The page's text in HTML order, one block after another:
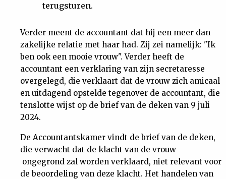
terugsturen.
Verder meent de accountant dat hij een meer dan
zakelijke relatie met haar had. Zij zei namelijk: "Ik
ben ook een mooie vrouw". Verder heeft de
accountant een verklaring van zijn secretaresse
overgelegd, die verklaart dat de vrouw zich amicaal
en uitdagend opstelde tegenover de accountant, die
tenslotte wijst op de brief van de deken van 9 juli
2024.
De Accountantskamer vindt de brief van de deken,
die verwacht dat de klacht van de vrouw
ongegrond zal worden verklaard, niet relevant voor
de beoordeling van deze klacht. Het handelen van